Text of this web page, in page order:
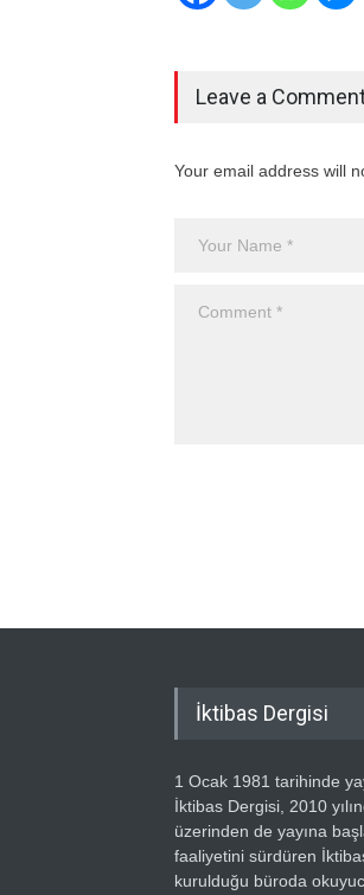
Leave a
Your email address will
İktibas Dergisi
1 Ocak 1981 tarihinde
İktibas Dergisi, 2010
üzerinden de yayına
faaliyetini sürdüren
kurulduğu büroda